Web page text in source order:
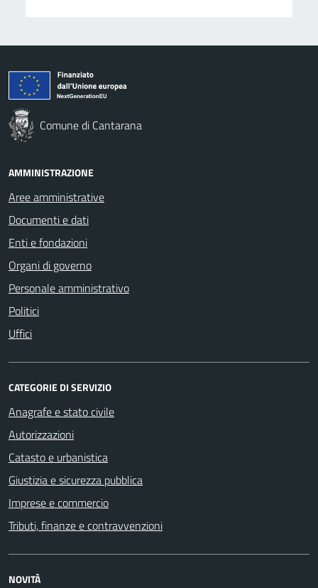
Comune di Cantarana
AMMINISTRAZIONE
Aree amministrative
Documenti e dati
Enti e fondazioni
Organi di governo
Personale amministrativo
Politici
Uffici
CATEGORIE DI SERVIZIO
Anagrafe e stato civile
Autorizzazioni
Catasto e urbanistica
Giustizia e sicurezza pubblica
Imprese e commercio
Tributi, finanze e contravvenzioni
NOVITÀ